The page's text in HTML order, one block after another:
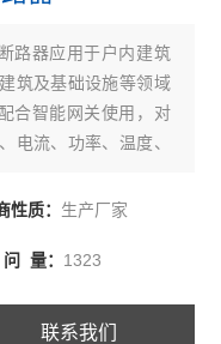
路器应用于户内建筑
筑及基础设施等领域
合智能网关使用，对
电流、功率、温度、
等功能。 本系列产品
性质： 生产厂家
量： 1323
联系我们